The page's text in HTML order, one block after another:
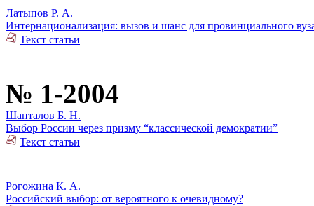
Латыпов Р. А.
Интернационализация: вызов и шанс для провинциального
Текст статьи
№ 1-2004
Шапталов Б. Н.
Выбор России через призму “классической демократии”
Текст статьи
Рогожина К. А.
Российский выбор: от вероятного к очевидному?